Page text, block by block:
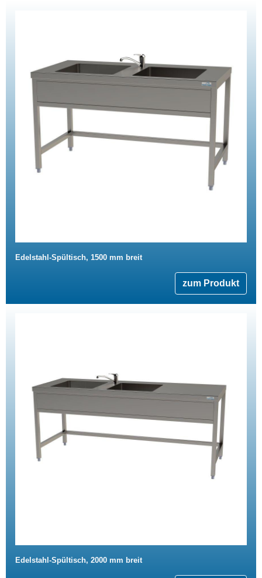
Edelstahl-Spültisch, 1500 mm breit
zum Produkt
Edelstahl-Spültisch, 2000 mm breit